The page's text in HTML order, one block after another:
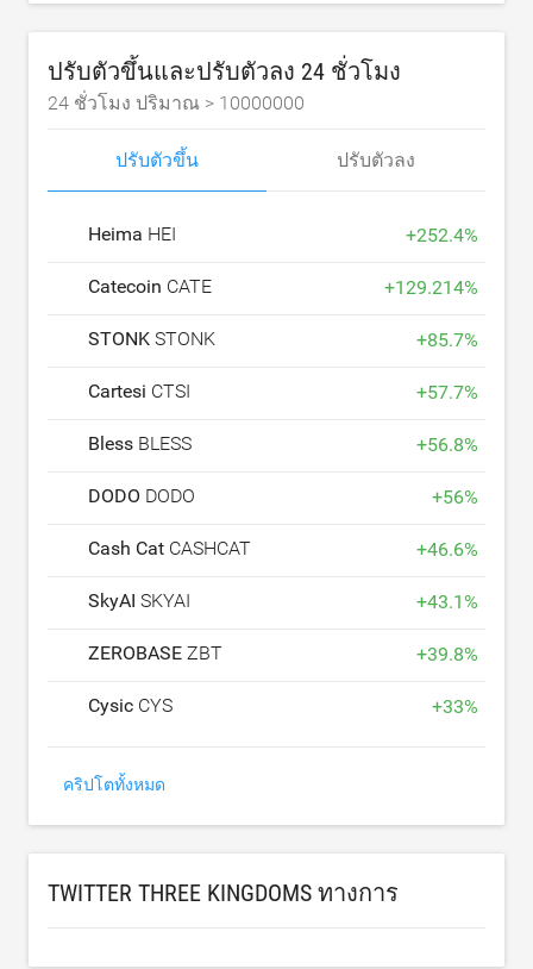
ปรับตัวขึ้นและปรับตัวลง 24 ชั่วโมง
24 ชั่วโมง ปริมาณ > 10000000
ปรับตัวขึ้น ปรับตัวลง
Heima HEI +252.4%
Catecoin CATE +129.214%
STONK STONK +85.7%
Cartesi CTSI +57.7%
Bless BLESS +56.8%
DODO DODO +56%
Cash Cat CASHCAT +46.6%
SkyAI SKYAI +43.1%
ZEROBASE ZBT +39.8%
Cysic CYS +33%
คริปโตทั้งหมด
TWITTER THREE KINGDOMS ทางการ